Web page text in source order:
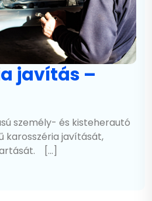
javítás –
személy- és kisteherautó
karosszéria javítását,
[...]